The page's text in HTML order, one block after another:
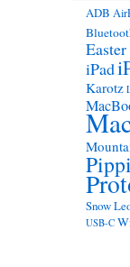
ADB
iPad
Karotz
Snow
USB-C